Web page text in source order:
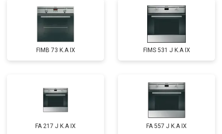
FIMB 73 K.A IX FIMS 531 J K.A IX
FA 217 J K.A IX FA 557 J K.A IX